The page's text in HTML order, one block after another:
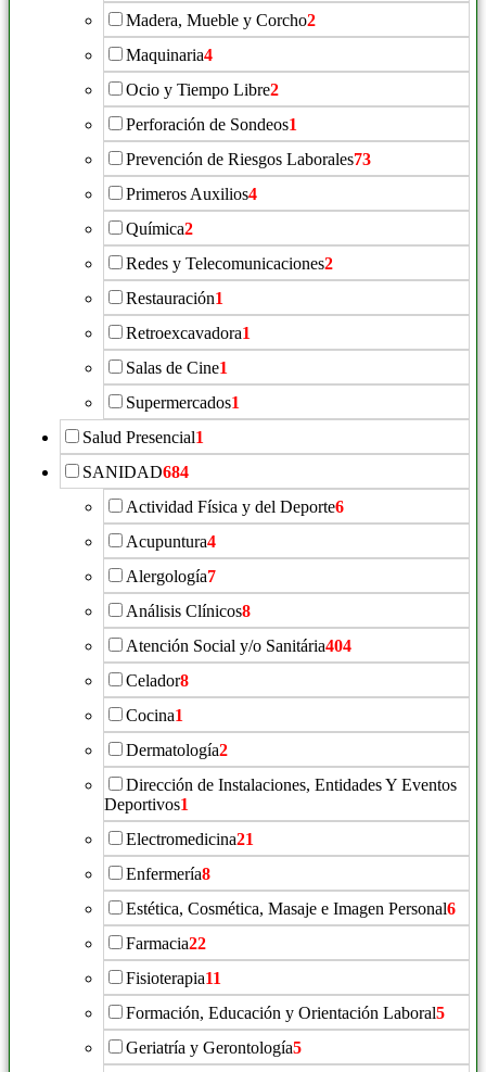
Madera, Mueble y Corcho2
Maquinaria4
Ocio y Tiempo Libre2
Perforación de Sondeos1
Prevención de Riesgos Laborales73
Primeros Auxilios4
Química2
Redes y Telecomunicaciones2
Restauración1
Retroexcavadora1
Salas de Cine1
Supermercados1
Salud Presencial1
SANIDAD684
Actividad Física y del Deporte6
Acupuntura4
Alergología7
Análisis Clínicos8
Atención Social y/o Sanitária404
Celador8
Cocina1
Dermatología2
Dirección de Instalaciones, Entidades Y Eventos
Deportivos1
Electromedicina21
Enfermería8
Estética, Cosmética, Masaje e Imagen Personal6
Farmacia22
Fisioterapia11
Formación, Educación y Orientación Laboral5
Geriatría y Gerontología5